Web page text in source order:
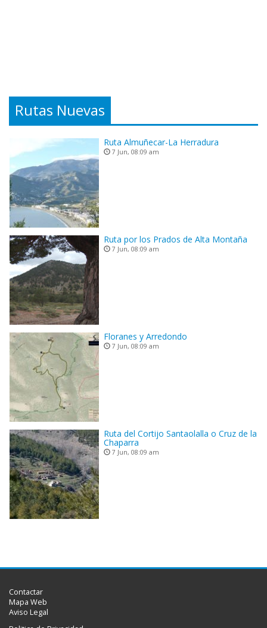
Rutas Nuevas
Ruta Almuñecar-La Herradura
7 Jun, 08:09 am
Ruta por los Prados de Alta Montaña
7 Jun, 08:09 am
Floranes y Arredondo
7 Jun, 08:09 am
Ruta del Cortijo Santaolalla o Cruz de la
Chaparra
7 Jun, 08:09 am
Contactar
Mapa Web
Aviso Legal